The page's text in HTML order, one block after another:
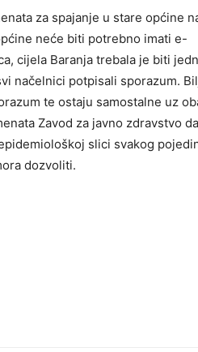
za spajanje u stare općine
neće biti potrebno imati e-
cijela Baranja trebala je biti
načelnici potpisali sporazum.
te ostaju samostalne uz
Zavod za javno zdravstvo
slici svakog
dozvoliti.